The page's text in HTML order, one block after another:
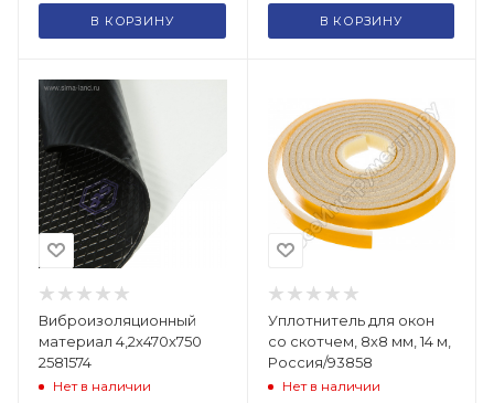
В КОРЗИНУ В КОРЗИНУ
Виброизоляционный
материал 4,2х470х750
2581574
Нет в наличии
Уплотнитель для окон
со скотчем, 8х8 мм, 14 м,
Россия/93858
Нет в наличии